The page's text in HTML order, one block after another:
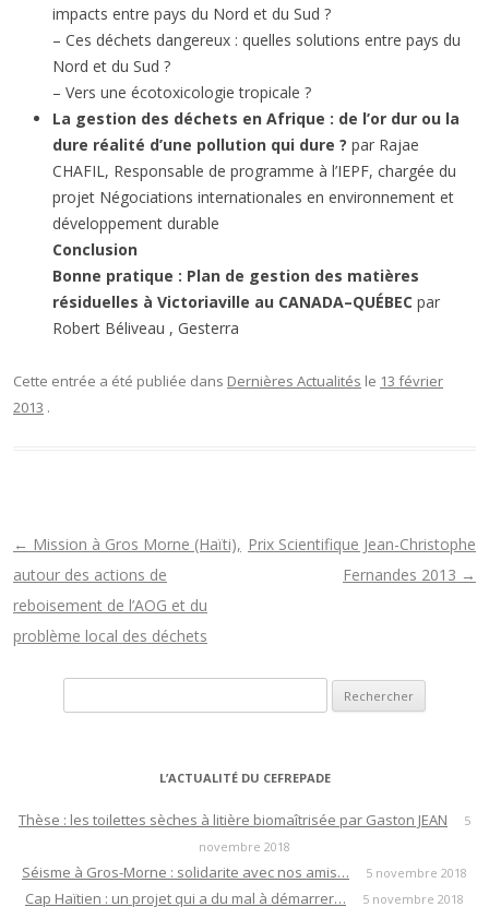
impacts entre pays du Nord et du Sud ?
– Ces déchets dangereux : quelles solutions entre pays du
Nord et du Sud ?
– Vers une écotoxicologie tropicale ?
La gestion des déchets en Afrique : de l’or dur ou la
dure réalité d’une pollution qui dure ? par Rajae
CHAFIL, Responsable de programme à l’IEPF, chargée du
projet Négociations internationales en environnement et
développement durable
Conclusion
Bonne pratique : Plan de gestion des matières
résiduelles à Victoriaville au CANADA–QUÉBEC par
Robert Béliveau , Gesterra
Cette entrée a été publiée dans Dernières Actualités le 13 février
2013 .
N
a
v
i
n
e
← Mission à Gros Morne (Haïti),
autour des actions de
reboisement de l’AOG et du
problème local des déchets
Prix Scientifique Jean-Christophe
Fernandes 2013 →
L’ACTUALITÉ DU CEFREPADE
Thèse : les toilettes sèches à litière biomaîtrisée par Gaston JEAN
5
novembre 2018
Séisme à Gros-Morne : solidarite avec nos amis… 5 novembre 2018
Cap Haïtien : un projet qui a du mal à démarrer… 5 novembre 2018